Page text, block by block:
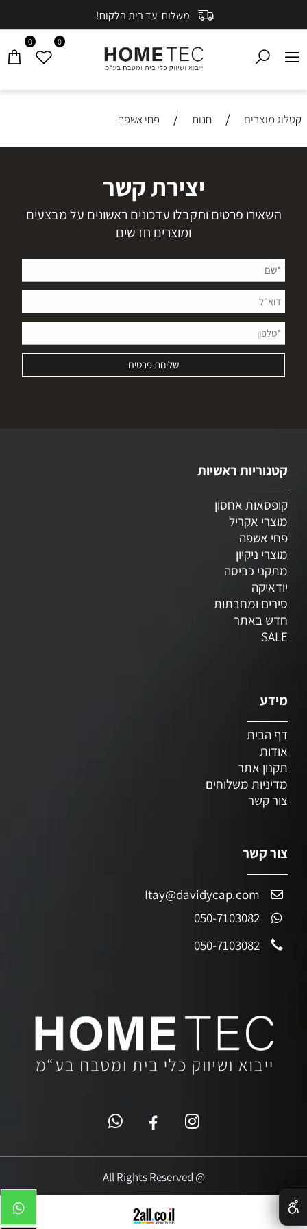
משלוח עד בית הלקוח!
0 0
קטלוג מוצרים / חנות / פחי אשפה
יצירת קשר
השאירו פרטים ותקבלו עדכונים ראשונים על מבצעים
ומוצרים חדשים
קטגוריות ראשיות
קופסאות אחסון
מוצרי אקריל
פחי אשפה
מוצרי ניקיון
מתקני כביסה
יודאיקה
סירים ומחבתות
חדש באתר
SALE
מידע
דף הבית
אודות
תקנון אתר
מדיניות משלוחים
צור קשר
צור קשר
Itay@davidycap.com
050-7103082
050-7103082
@ All Rights Reserved